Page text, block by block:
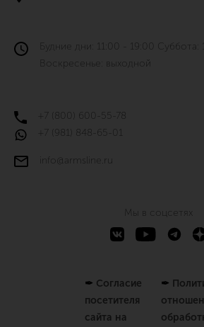
Будние дни: 11:00 - 19:00 Суббота:
Воскресенье: выходной
+7 (800) 600-55-78
+7 (981) 848-65-01
info@armsline.ru
Мы в соцсетях
✒ Согласие
посетителя
сайта на
✒